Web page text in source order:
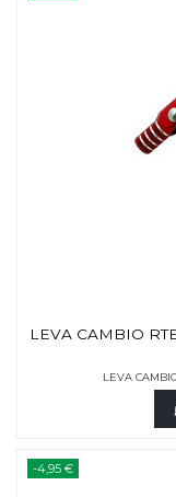
LEVA CAMBIO
LEVA
-4,95 €